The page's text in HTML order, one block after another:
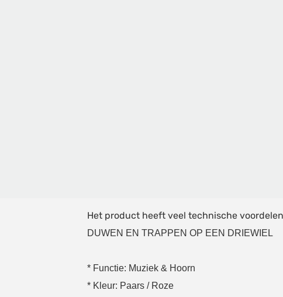
Het product heeft veel technische
DUWEN EN TRAPPEN OP EEN DRIEWIEL
* Functie: Muziek & Hoorn
* Kleur: Paars / Roze